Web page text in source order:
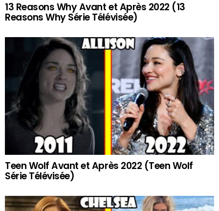
13 Reasons Why Avant et Après 2022 (13
Reasons Why Série Télévisée)
Teen Wolf Avant et Après 2022 (Teen Wolf
Série Télévisée)